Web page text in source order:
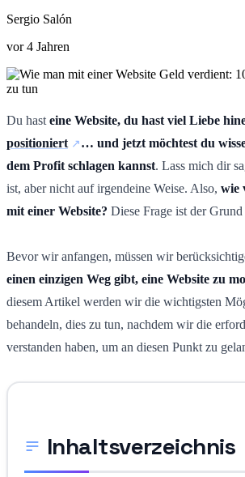
Sergio Salón
vor 4 Jahren
Du hast eine Website, du hast viel Liebe
positioniert
… und jetzt möchtest du
dem Profit schlagen kannst. Lass mich dir
ist, aber nicht auf irgendeine Weise. Also, wie
mit einer Website? Diese Frage ist der
Bevor wir anfangen, müssen wir
einen einzigen Weg gibt, eine Website zu
diesem Artikel werden wir die wichtigsten
behandeln, dies zu tun, nachdem wir die
verstanden haben, um an diesen Punkt zu
Inhaltsverzeichnis